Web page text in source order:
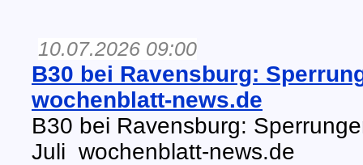
10.07.2026 09:00
B30 bei Ravensburg:
wochenblatt-news.de
B30 bei Ravensburg:
Juli wochenblatt-news.de